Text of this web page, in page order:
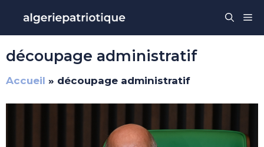
contenu
découpage administratif
Accueil » découpage administratif